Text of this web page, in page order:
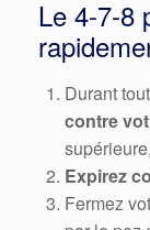
Le 4-7-8
Durant
contre
supérieure,
Expirez
Fermez